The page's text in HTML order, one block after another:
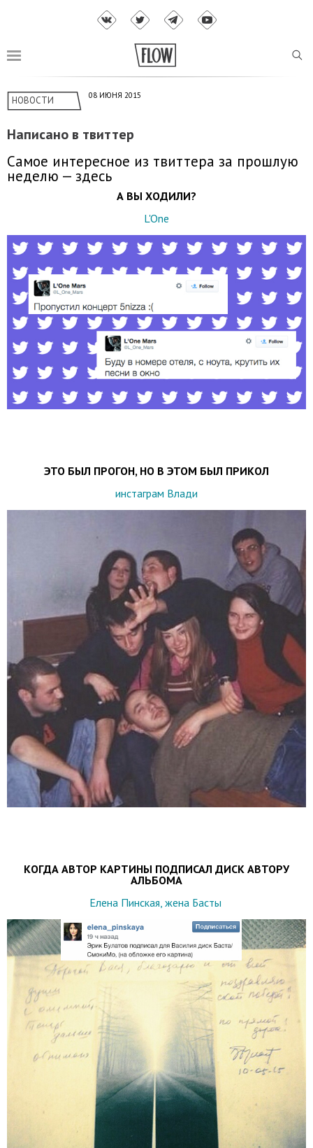
НОВОСТИ 08 ИЮНЯ 2015
Написано в твиттер
Самое интересное из твиттера за прошлую
неделю — здесь
А ВЫ ХОДИЛИ?
L'One
ЭТО БЫЛ ПРОГОН, НО В ЭТОМ БЫЛ ПРИКОЛ
инстаграм Влади
КОГДА АВТОР КАРТИНЫ ПОДПИСАЛ ДИСК АВТОРУ
АЛЬБОМА
Елена Пинская, жена Басты